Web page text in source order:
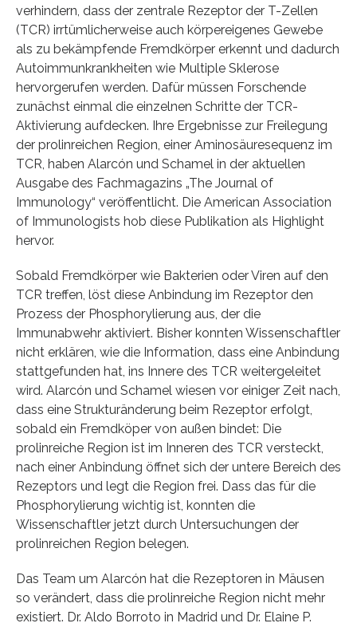
verhindern, dass der zentrale Rezeptor der T-Zellen
(TCR) irrtümlicherweise auch körpereigenes Gewebe
als zu bekämpfende Fremdkörper erkennt und dadurch
Autoimmunkrankheiten wie Multiple Sklerose
hervorgerufen werden. Dafür müssen Forschende
zunächst einmal die einzelnen Schritte der TCR-
Aktivierung aufdecken. Ihre Ergebnisse zur Freilegung
der prolinreichen Region, einer Aminosäuresequenz im
TCR, haben Alarcón und Schamel in der aktuellen
Ausgabe des Fachmagazins „The Journal of
Immunology“ veröffentlicht. Die American Association
of Immunologists hob diese Publikation als Highlight
hervor.
Sobald Fremdkörper wie Bakterien oder Viren auf den
TCR treffen, löst diese Anbindung im Rezeptor den
Prozess der Phosphorylierung aus, der die
Immunabwehr aktiviert. Bisher konnten Wissenschaftler
nicht erklären, wie die Information, dass eine Anbindung
stattgefunden hat, ins Innere des TCR weitergeleitet
wird. Alarcón und Schamel wiesen vor einiger Zeit nach,
dass eine Strukturänderung beim Rezeptor erfolgt,
sobald ein Fremdköper von außen bindet: Die
prolinreiche Region ist im Inneren des TCR versteckt,
nach einer Anbindung öffnet sich der untere Bereich des
Rezeptors und legt die Region frei. Dass das für die
Phosphorylierung wichtig ist, konnten die
Wissenschaftler jetzt durch Untersuchungen der
prolinreichen Region belegen.
Das Team um Alarcón hat die Rezeptoren in Mäusen
so verändert, dass die prolinreiche Region nicht mehr
existiert. Dr. Aldo Borroto in Madrid und Dr. Elaine P.